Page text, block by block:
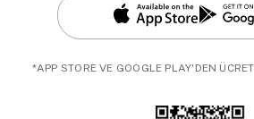
*APP STORE VE GOOGLE PLAY'DEN